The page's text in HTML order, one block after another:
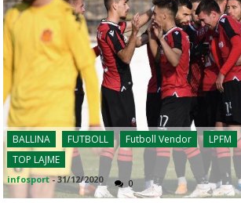
BALLINA FUTBOLL Futboll Vendor LPFM
TOP LAJME
infosport -31/12/2020 0